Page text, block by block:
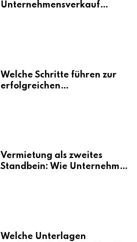
Unternehmensverkauf
Welche Schritte führen zur
erfolgreichen
Vermietung als zweites
Standbein: Wie Unternehmen
Welche Unterlagen